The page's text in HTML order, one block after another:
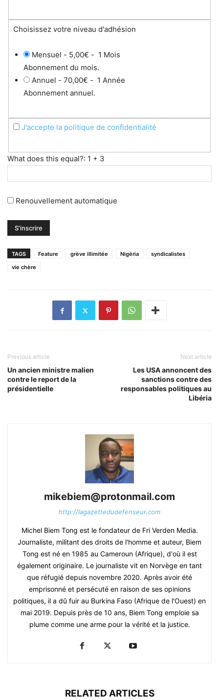
Choisissez votre niveau d'adhésion
Mensuel - 5,00€ - 1 Mois
Abonnement du mois.
Annuel -70,00€ - 1 Année
Abonnement annuel.
J'accepte la politique de confidentialité
What does this equal?: 1 + 3
Renouvellement automatique
TAGS Feature grève illimitée Nigéria
syndicalistes
vie chère
Previous article
Un ancien ministre malien
contre le report de la
présidentielle
Next article
Les USA annoncent des
sanctions contre des
responsables politiques au
Libéria
mikebiem@protonmail.com
http://lagazettedudefenseur.com
Michel Biem Tong est le fondateur de Fri Verden Media.
Journaliste, militant des droits de l'homme et auteur, Biem
Tong est né en 1985 au Cameroun (Afrique), d'où il est
également originaire. Le journaliste vit en Norvège en tant
que réfugié depuis novembre 2020. Après avoir été
emprisonné et persécuté en raison de ses opinions
politiques, il a dû fuir au Burkina Faso (Afrique de l'Ouest) en
mai 2019. Depuis près de 10 ans, Biem Tong emploie sa
plume comme une arme pour la vérité et la justice.
RELATED ARTICLES